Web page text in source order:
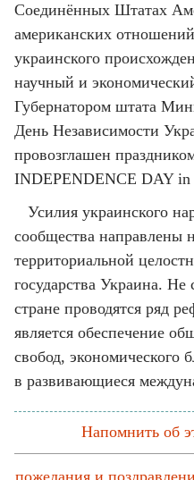
Соединённых Штатах
американских
украинского
научный и
Губернатором штата
День Независимости
провозглашен
INDEPENDENCE DAY in
Усилия украинского
сообщества направлены
территориальной
государства Украина. Не
стране проводятся ряд
является обеспечение
свобод, экономического
в развивающиеся
Напомнить об
пожелания и